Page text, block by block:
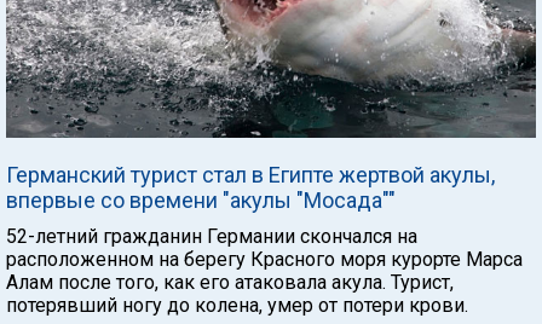
Германский турист стал в Египте жертвой акулы,
впервые со времени "акулы "Мосада""
52-летний гражданин Германии скончался на
расположенном на берегу Красного моря курорте Марса
Алам после того, как его атаковала акула. Турист,
потерявший ногу до колена, умер от потери крови.